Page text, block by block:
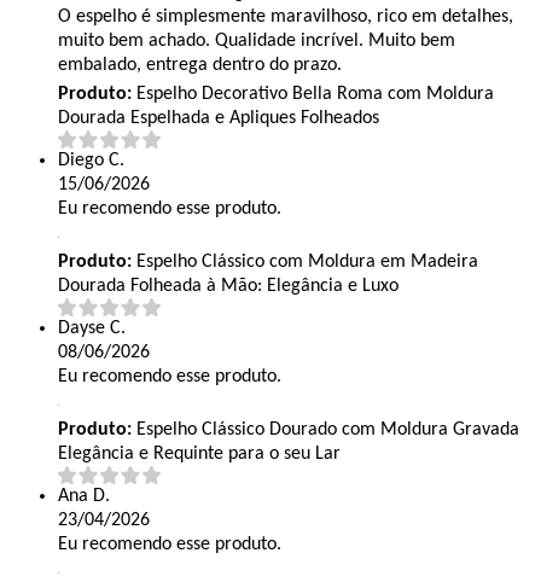
O espelho é simplesmente maravilhoso, rico em detalhes,
muito bem achado. Qualidade incrível. Muito bem
embalado, entrega dentro do prazo.
Produto: Espelho Decorativo Bella Roma com Moldura
Dourada Espelhada e Apliques Folheados
Diego C.
15/06/2026
Eu recomendo esse produto.
Produto: Espelho Clássico com Moldura em Madeira
Dourada Folheada à Mão: Elegância e Luxo
Dayse C.
08/06/2026
Eu recomendo esse produto.
Produto: Espelho Clássico Dourado com Moldura Gravada
Elegância e Requinte para o seu Lar
Ana D.
23/04/2026
Eu recomendo esse produto.